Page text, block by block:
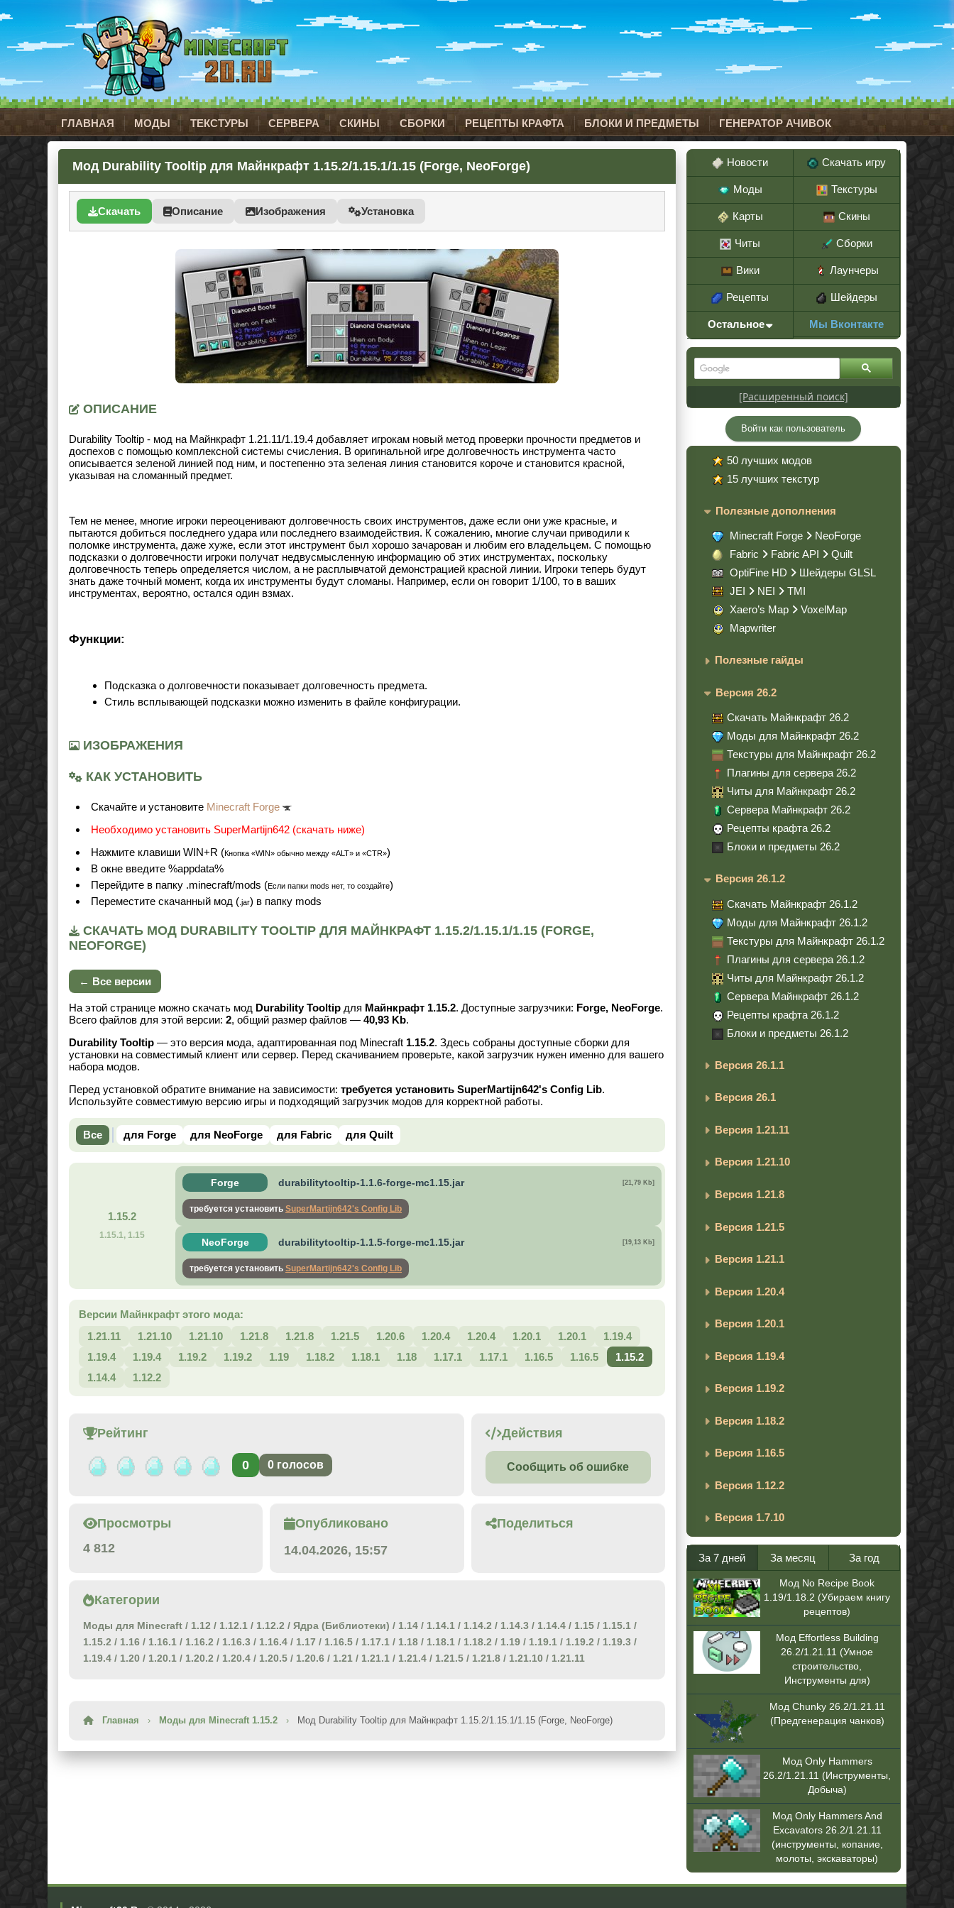
ГЛАВНАЯ МОДЫ ТЕКСТУРЫ СЕРВЕРА СКИНЫ СБОРКИ РЕЦЕПТЫ КРАФТА БЛОКИ И ПРЕДМЕТЫ ГЕНЕРАТОР АЧИВОК
Мод Durability Tooltip для Майнкрафт 1.15.2/1.15.1/1.15 (Forge, NeoForge)
Скачать Описание Изображения Установка
ОПИСАНИЕ
Durability Tooltip - мод на Майнкрафт 1.21.11/1.19.4 добавляет игрокам новый метод проверки прочности предметов и
доспехов с помощью комплексной системы счисления. В оригинальной игре долговечность инструмента часто
описывается зеленой линией под ним, и постепенно эта зеленая линия становится короче и становится красной,
указывая на сломанный предмет.
Тем не менее, многие игроки переоценивают долговечность своих инструментов, даже если они уже красные, и
пытаются добиться последнего удара или последнего взаимодействия. К сожалению, многие случаи приводили к
поломке инструмента, даже хуже, если этот инструмент был хорошо зачарован и любим его владельцем. С помощью
подсказки о долговечности игроки получат недвусмысленную информацию об этих инструментах, поскольку
долговечность теперь определяется числом, а не расплывчатой ​​демонстрацией красной линии. Игроки теперь будут
знать даже точный момент, когда их инструменты будут сломаны. Например, если он говорит 1/100, то в ваших
инструментах, вероятно, остался один взмах.
Функции:
Подсказка о долговечности показывает долговечность предмета.
Стиль всплывающей подсказки можно изменить в файле конфигурации.
ИЗОБРАЖЕНИЯ
КАК УСТАНОВИТЬ
Cкачайте и установите Minecraft Forge
Необходимо установить SuperMartijn642 (скачать ниже)
Нажмите клавиши WIN+R (Кнопка «WIN» обычно между «ALT» и «CTR»)
В окне введите %appdata%
Перейдите в папку .minecraft/mods (Если папки mods нет, то создайте)
Переместите скачанный мод ( .jar) в папку mods
СКАЧАТЬ МОД DURABILITY TOOLTIP ДЛЯ МАЙНКРАФТ 1.15.2/1.15.1/1.15 (FORGE,
NEOFORGE)
← Все версии
На этой странице можно скачать мод Durability Tooltip для Майнкрафт 1.15.2. Доступные загрузчики: Forge, NeoForge.
Всего файлов для этой версии: 2, общий размер файлов — 40,93 Kb.
Durability Tooltip — это версия мода, адаптированная под Minecraft 1.15.2. Здесь собраны доступные сборки для
установки на совместимый клиент или сервер. Перед скачиванием проверьте, какой загрузчик нужен именно для вашего
набора модов.
Перед установкой обратите внимание на зависимости: требуется установить SuperMartijn642's Config Lib.
Используйте совместимую версию игры и подходящий загрузчик модов для корректной работы.
Все для Forge для NeoForge для Fabric для Quilt
1.15.2
1.15.1, 1.15
Forge durabilitytooltip-1.1.6-forge-mc1.15.jar [21,79 Kb]
требуется установить SuperMartijn642's Config Lib
NeoForge durabilitytooltip-1.1.5-forge-mc1.15.jar [19,13 Kb]
требуется установить SuperMartijn642's Config Lib
Версии Майнкрафт этого мода:
1.21.11
1.21.10 1.21.10 1.21.8 1.21.8 1.21.5 1.20.6 1.20.4 1.20.4 1.20.1 1.20.1
1.19.4
1.19.4
1.19.4 1.19.2 1.19.2 1.19 1.18.2 1.18.1 1.18 1.17.1 1.17.1 1.16.5 1.16.5
1.15.2
1.14.4
1.12.2
Рейтинг
0 0 голосов
Действия
Сообщить об ошибке
Просмотры
4 812
Опубликовано
14.04.2026, 15:57
Поделиться
Категории
Моды для Minecraft / 1.12 / 1.12.1 / 1.12.2 / Ядра (Библиотеки) / 1.14 / 1.14.1 / 1.14.2 / 1.14.3 / 1.14.4 / 1.15 / 1.15.1 /
1.15.2 / 1.16 / 1.16.1 / 1.16.2 / 1.16.3 / 1.16.4 / 1.17 / 1.16.5 / 1.17.1 / 1.18 / 1.18.1 / 1.18.2 / 1.19 / 1.19.1 / 1.19.2 / 1.19.3 /
1.19.4 / 1.20 / 1.20.1 / 1.20.2 / 1.20.4 / 1.20.5 / 1.20.6 / 1.21 / 1.21.1 / 1.21.4 / 1.21.5 / 1.21.8 / 1.21.10 / 1.21.11
Главная › Моды для Minecraft 1.15.2 › Мод Durability Tooltip для Майнкрафт 1.15.2/1.15.1/1.15 (Forge, NeoForge)
Новости Скачать игру
Моды Текстуры
Карты Скины
Читы Сборки
Вики Лаунчеры
Рецепты Шейдеры
Остальное Мы Вконтакте
[Расширенный поиск]
Войти как пользователь
50 лучших модов
15 лучших текстур
Полезные дополнения
Minecraft Forge
NeoForge
Fabric
Fabric API
Quilt
OptiFine HD
Шейдеры GLSL
JEI
NEI
TMI
Xaero’s Map
VoxelMap
Mapwriter
Полезные гайды
Версия 26.2
Скачать Майнкрафт 26.2
Моды для Майнкрафт 26.2
Текстуры для Майнкрафт 26.2
Плагины для сервера 26.2
Читы для Майнкрафт 26.2
Сервера Майнкрафт 26.2
Рецепты крафта 26.2
Блоки и предметы 26.2
Версия 26.1.2
Скачать Майнкрафт 26.1.2
Моды для Майнкрафт 26.1.2
Текстуры для Майнкрафт 26.1.2
Плагины для сервера 26.1.2
Читы для Майнкрафт 26.1.2
Сервера Майнкрафт 26.1.2
Рецепты крафта 26.1.2
Блоки и предметы 26.1.2
Версия 26.1.1
Версия 26.1
Версия 1.21.11
Версия 1.21.10
Версия 1.21.8
Версия 1.21.5
Версия 1.21.1
Версия 1.20.4
Версия 1.20.1
Версия 1.19.4
Версия 1.19.2
Версия 1.18.2
Версия 1.16.5
Версия 1.12.2
Версия 1.7.10
За 7 дней За месяц За год
Мод No Recipe Book
1.19/1.18.2 (Убираем книгу
рецептов)
Мод Effortless Building
26.2/1.21.11 (Умное
строительство,
Инструменты для)
Мод Chunky 26.2/1.21.11
(Предгенерация чанков)
Мод Only Hammers
26.2/1.21.11 (Инструменты,
Добыча)
Мод Only Hammers And
Excavators 26.2/1.21.11
(инструменты, копание,
молоты, экскаваторы)